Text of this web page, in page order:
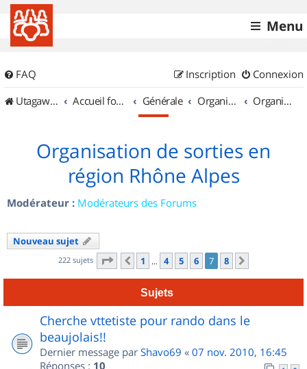
Menu
FAQ Connexion
Inscription
UtagawaVTT (Randos VTT et VTTAE avec traces GPS)
Accueil forum Générale Organisation de sorties & Recherche de partenaires Organisation de sorties en région Rhône Alpes
Organisation de sorties en
région Rhône Alpes
Modérateur : Modérateurs des Forums
Nouveau sujet
222 sujets Page 7sur 8
Précédent
1 … 4 5 6 7 8
Sujets
Cherche vttetiste pour rando dans le
beaujolais!!
Dernier message par Shavo69 « 07 nov. 2010, 16:45
Réponses : 10